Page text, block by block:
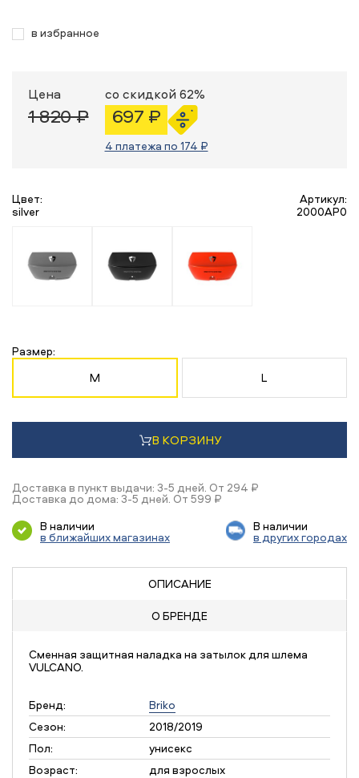
в избранное
Цена
1 820 ₽
со скидкой 62%
697 ₽
4 платежа по 174 ₽
Цвет:
silver
Артикул:
2000AP0
Размер:
M
L
В КОРЗИНУ
Доставка в пункт выдачи: 3-5 дней. От 294 ₽
Доставка до дома: 3-5 дней. От 599 ₽
В наличии
в ближайших магазинах
В наличии
в других городах
ОПИСАНИЕ
О БРЕНДЕ
Сменная защитная наладка на затылок для шлема
VULCANO.
Бренд:
Briko
Сезон:
2018/2019
Пол:
унисекс
Возраст:
для взрослых